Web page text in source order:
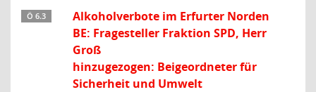
Ö 6.3
Alkoholverbote im Erfurter Norden
BE: Fragesteller Fraktion SPD, Herr
Groß
hinzugezogen: Beigeordneter für
Sicherheit und Umwelt